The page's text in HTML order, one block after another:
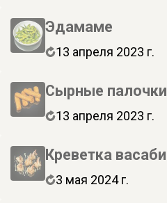
Эдамаме
13 апреля 2023 г.
Сырные палочки
13 апреля 2023 г.
Креветка васаби
3 мая 2024 г.